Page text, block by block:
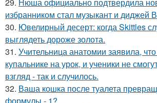
избранником стал музыкант и диджей
30. Ювелирный десерт: когда Skittles
выглядеть дороже золота.
31. Учительница анатомии заявила,
купальнике на урок, и ученики не
взгляд - так и случилось.
32. Ваша кошка после туалета